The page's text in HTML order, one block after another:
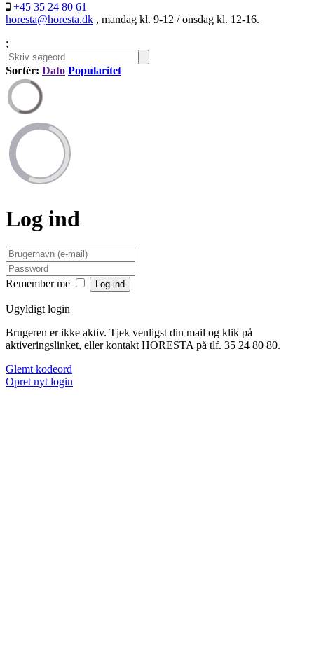
+45 35 24 80 61
horesta@horesta.dk , mandag kl. 9-12 / onsdag kl. 12-16.
;
Sortér: Dato Popularitet
Log ind
Remember me
Ugyldigt login
Brugeren er ikke aktiv. Tjek venligst din mail og klik på
aktiveringslinket, eller kontakt HORESTA på tlf. 35 24 80 80.
Glemt kodeord
Opret nyt login